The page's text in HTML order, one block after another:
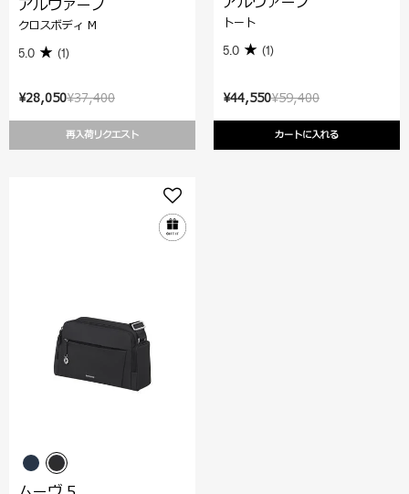
¥37,400
¥28,050
再入荷リクエスト
アルヴァーノ
クロスボディ M
5.0 (1)
¥59,400
¥44,550
カートに入れる
トート
5.0 (1)